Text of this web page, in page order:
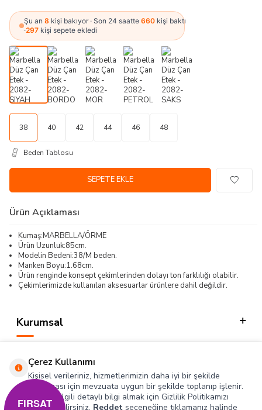
Şu an 8 kişi bakıyor · Son 24 saatte 660 kişi baktı
·297 kişi sepete ekledi
38 40 42 44 46 48
Beden Tablosu
SEPETE EKLE
Ürün Açıklaması
Kumaş:MARBELLA/ÖRME
Ürün Uzunluk:85cm.
Modelin Bedeni:38/M beden.
Manken Boyu:1.68cm.
Ürün renginde konsept çekimlerinden dolayı ton farklılığı olabilir.
Çekimlerimizde kullanılan aksesuarlar ürünlere dahil değildir.
Kurumsal
Hızlı Erişim
Sosyal
Çerez Kullanımı
Kişisel verileriniz, hizmetlerimizin daha iyi bir şekilde
sunulması için mevzuata uygun bir şekilde toplanıp işlenir.
Konuyla ilgili detaylı bilgi almak için Gizlilik Politikamızı
inceleyebilirsiniz. Reddet seçeneğine tıklamanız halinde
FIRSAT